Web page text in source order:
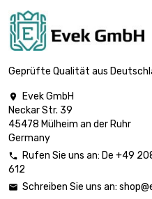
Länge : 1 Meter x 5
Durchmesser :
25mm (≈63/64
Länge : 1 Meter x 5
st/pc
26mm (≈1.023
Länge : 1 Meter x 5
Geprüfte Qualität aus

Evek GmbH
Neckar Str. 39
45478 Mülheim an der Ruhr
Germany
 Rufen Sie uns an: De +49
612
 Schreiben Sie uns an: